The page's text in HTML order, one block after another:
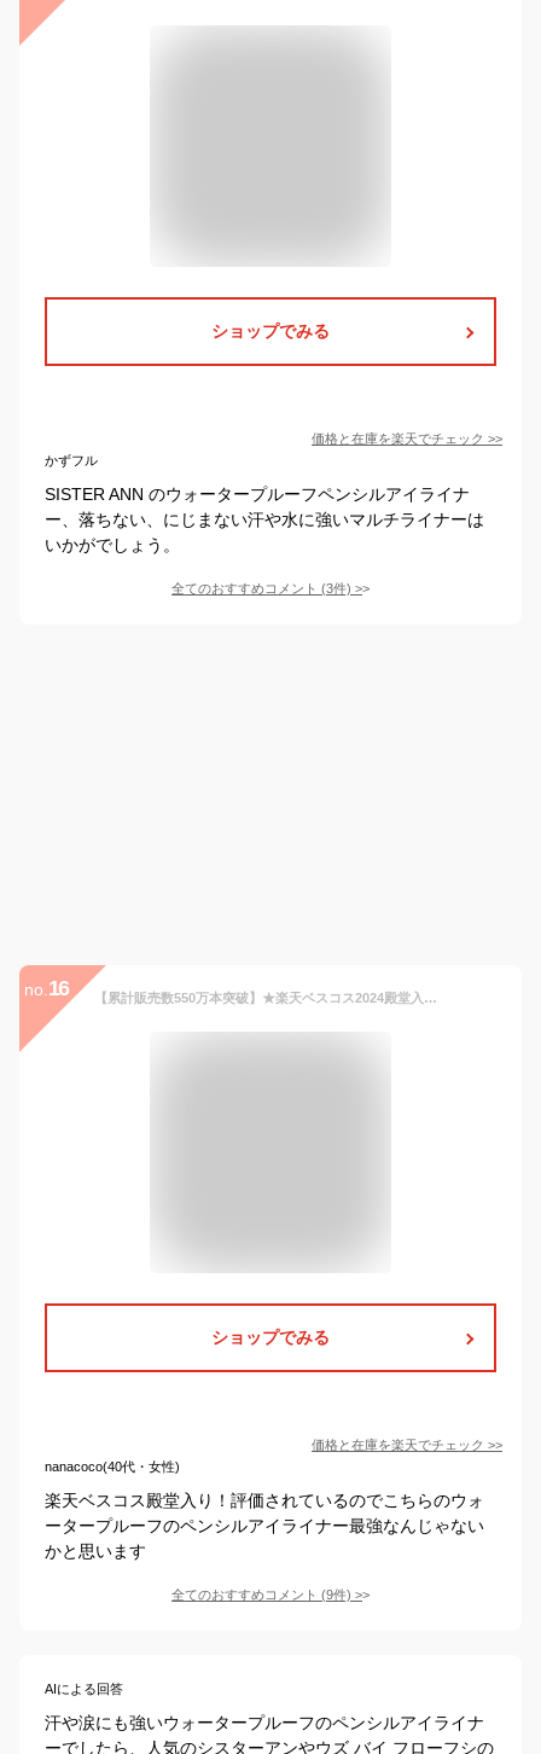
ショップでみる
価格と在庫を楽天でチェック >>
かずフル
SISTER ANN のウォータープルーフペンシルアイライナ
ー、落ちない、にじまない汗や水に強いマルチライナーは
いかがでしょう。
全てのおすすめコメント (3件) >
no. 16 【累計販売数550万本突破】★楽天ベスコス2024殿堂入り★【(公式)SISTER ANN/シスターアン】ウォータープルーフペンシルアイライナー ペンシル マルチライナー 落ちない にじまない水に強い シャドウ 持続力 涙袋 韓国コスメ 発色
ショップでみる
価格と在庫を楽天でチェック >>
nanacoco(40代・女性)
楽天ベスコス殿堂入り！評価されているのでこちらのウォ
ータープルーフのペンシルアイライナー最強なんじゃない
かと思います
全てのおすすめコメント (9件) >
AIによる回答
汗や涙にも強いウォータープルーフのペンシルアイライナ
ーでしたら、人気のシスターアンやウズ バイ フローフシの